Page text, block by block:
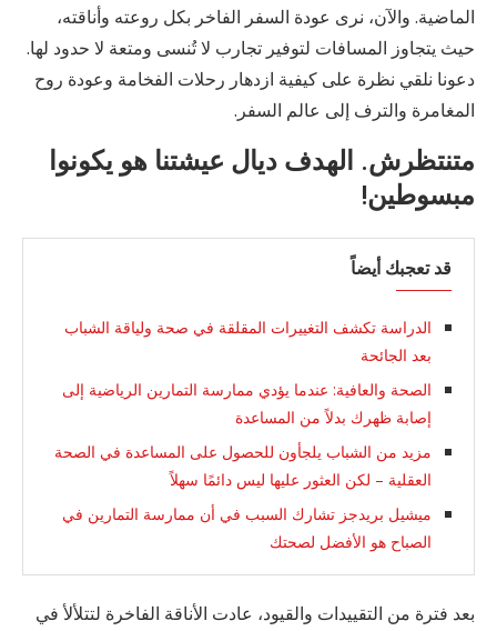
الماضية. والآن، نرى عودة السفر الفاخر بكل روعته وأناقته،
حيث يتجاوز المسافات لتوفير تجارب لا تُنسى ومتعة لا حدود لها.
دعونا نلقي نظرة على كيفية ازدهار رحلات الفخامة وعودة روح
المغامرة والترف إلى عالم السفر.
متنتظرش. الهدف ديال عيشتنا هو يكونوا
مبسوطين!
قد تعجبك أيضاً
الدراسة تكشف التغييرات المقلقة في صحة ولياقة الشباب
بعد الجائحة
الصحة والعافية: عندما يؤدي ممارسة التمارين الرياضية إلى
إصابة ظهرك بدلاً من المساعدة
مزيد من الشباب يلجأون للحصول على المساعدة في الصحة
العقلية – لكن العثور عليها ليس دائمًا سهلاً
ميشيل بريدجز تشارك السبب في أن ممارسة التمارين في
الصباح هو الأفضل لصحتك
بعد فترة من التقييدات والقيود، عادت الأناقة الفاخرة لتتلألأ في